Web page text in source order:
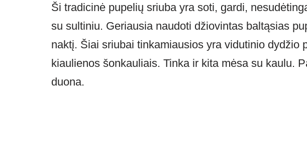
at
s
A
p
p
er e
gr
a
m
ss
e
n
g
c
e
b
o
ar
e
Ši tradicinė pupelių sriuba yra soti, gardi,
su sultiniu. Geriausia naudoti džiovintas baltąsias
naktį. Šiai sriubai tinkamiausios yra vidutinio dydžio
kiaulienos šonkauliais. Tinka ir kita mėsa su kaulu.
duona.